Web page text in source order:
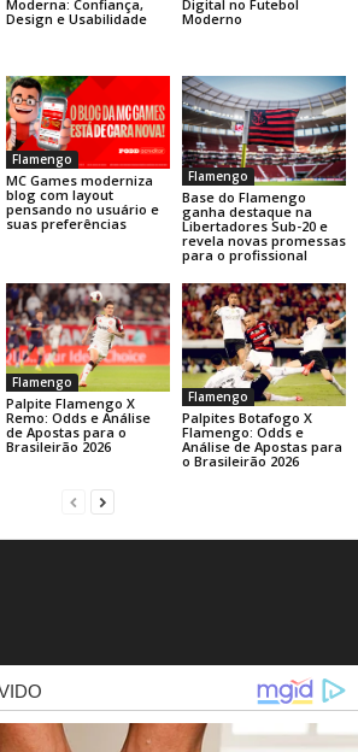
Moderna: Confiança,
Design e Usabilidade
Digital no Futebol
Moderno
Flamengo
MC Games moderniza
blog com layout
pensando no usuário e
suas preferências
Flamengo
Base do Flamengo
ganha destaque na
Libertadores Sub-20 e
revela novas promessas
para o profissional
Flamengo
Palpite Flamengo X
Remo: Odds e Análise
de Apostas para o
Brasileirão 2026
Flamengo
Palpites Botafogo X
Flamengo: Odds e
Análise de Apostas para
o Brasileirão 2026